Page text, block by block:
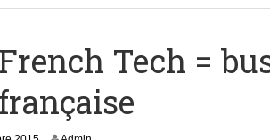
Expatriés 30 novembre 2025
2 novembre 2024
Tech =